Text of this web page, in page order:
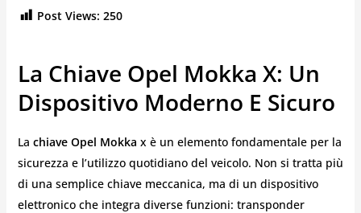
Post Views: 250
La Chiave Opel Mokka X: Un
Dispositivo Moderno E Sicuro
La chiave Opel Mokka x è un elemento fondamentale per la
sicurezza e l’utilizzo quotidiano del veicolo. Non si tratta più
di una semplice chiave meccanica, ma di un dispositivo
elettronico che integra diverse funzioni: transponder